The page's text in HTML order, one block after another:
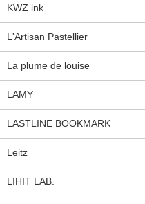
KWZ ink
L'Artisan Pastellier
La plume de louise
LAMY
LASTLINE BOOKMARK
Leitz
LIHIT LAB.